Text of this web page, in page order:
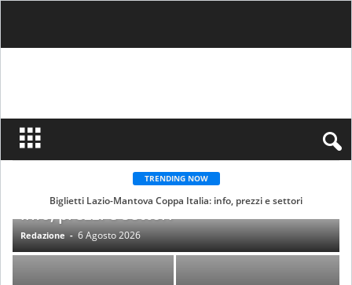
e
TRENDING NOW
Biglietti Lazio-Mantova Coppa Italia: info, prezzi e settori
Biglietti Lazio-Mantova Coppa Italia:
info, prezzi e settori
Redazione - 6 Agosto 2026